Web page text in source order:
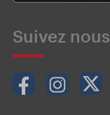
Suivez nous